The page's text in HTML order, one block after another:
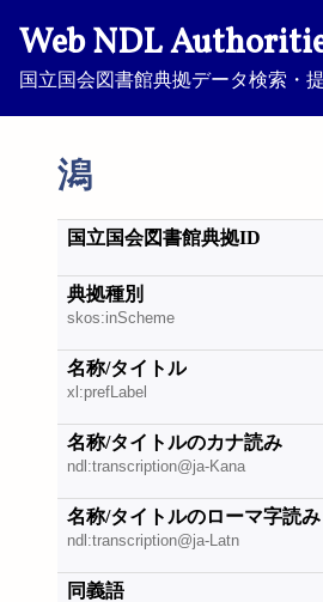
Web NDL
国立国会図書館典拠データ検索・
潟
国立国会図書館典拠ID
典拠種別
skos:inScheme
名称/タイトル
xl:prefLabel
名称/タイトルのカナ読み
ndl:transcription@ja-Kana
名称/タイトルのローマ字読み
ndl:transcription@ja-Latn
同義語